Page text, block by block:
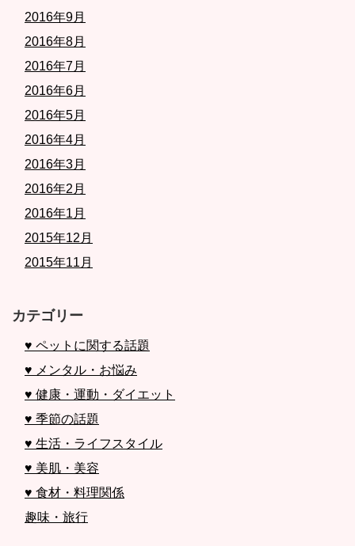
2016年9月
2016年8月
2016年7月
2016年6月
2016年5月
2016年4月
2016年3月
2016年2月
2016年1月
2015年12月
2015年11月
カテゴリー
♥ ペットに関する話題
♥ メンタル・お悩み
♥ 健康・運動・ダイエット
♥ 季節の話題
♥ 生活・ライフスタイル
♥ 美肌・美容
♥ 食材・料理関係
趣味・旅行